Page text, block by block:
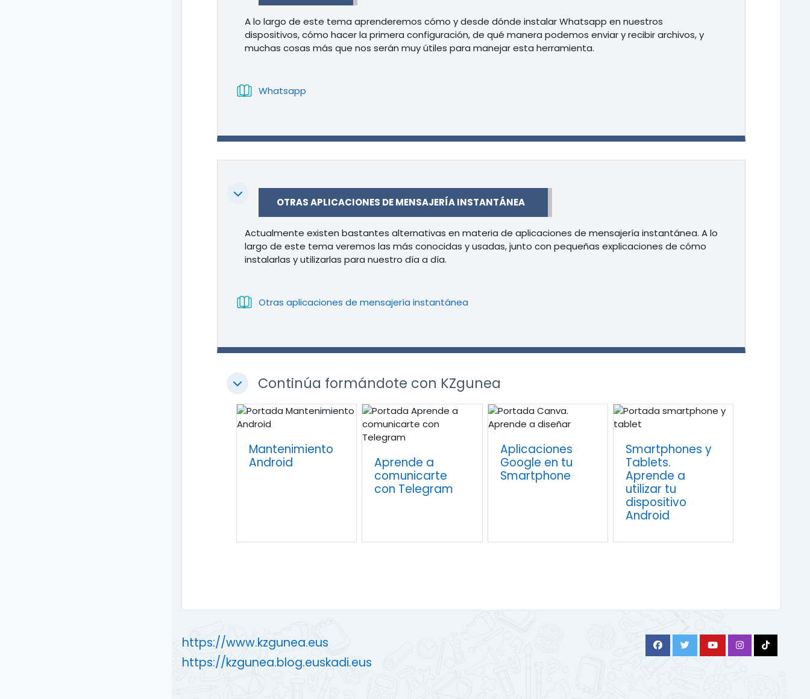
A lo largo de este tema aprenderemos cómo y desde dónde instalar Whatsapp en nuestros
dispositivos, cómo hacer la primera configuración, de qué manera podemos enviar y recibir archivos, y
muchas cosas más que nos serán muy útiles para manejar esta herramienta.
Whatsapp
Colapsar OTRAS APLICACIONES DE MENSAJERÍA INSTANTÁNEA
Actualmente existen bastantes alternativas en materia de aplicaciones de mensajería instantánea. A lo
largo de este tema veremos las más conocidas y usadas, junto con pequeñas explicaciones de cómo
instalarlas y utilizarlas para nuestro día a día.
Otras aplicaciones de mensajería instantánea
ColapsarContinúa formándote con KZgunea
Mantenimiento
Android
Aprende a
comunicarte
con Telegram
Aplicaciones
Google en tu
Smartphone
Smartphones y
Tablets.
Aprende a
utilizar tu
dispositivo
Android
https://www.kzgunea.eus
https://kzgunea.blog.euskadi.eus